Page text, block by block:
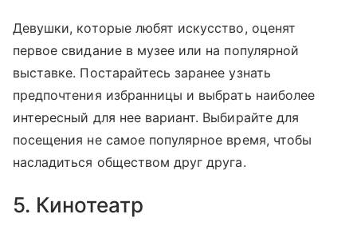
Девушки, которые любят искусство, оценят
первое свидание в музее или на популярной
выставке. Постарайтесь заранее узнать
предпочтения избранницы и выбрать наиболее
интересный для нее вариант. Выбирайте для
посещения не самое популярное время, чтобы
насладиться обществом друг друга.
5. Кинотеатр